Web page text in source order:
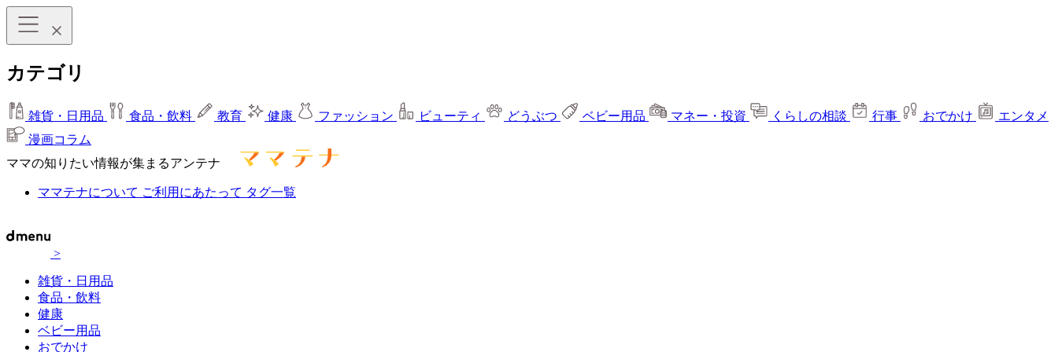
カテゴリ
雑貨・日用品 食品・飲料 教育 健康 ファッション ビューティ どうぶつ ベビー用品 マネー・投資 くらしの相談 行事 おでかけ
エンタメ
漫画コラム
ママの知りたい情報が集まるアンテナ
ママテナについて ご利用にあたって タグ一覧
>
雑貨・日用品
食品・飲料
健康
ベビー用品
おでかけ